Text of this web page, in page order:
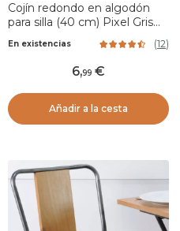
Cojín redondo en algodón
para silla (40 cm) Pixel Gris
En existencias (12)
6,99
Añadir a la cesta